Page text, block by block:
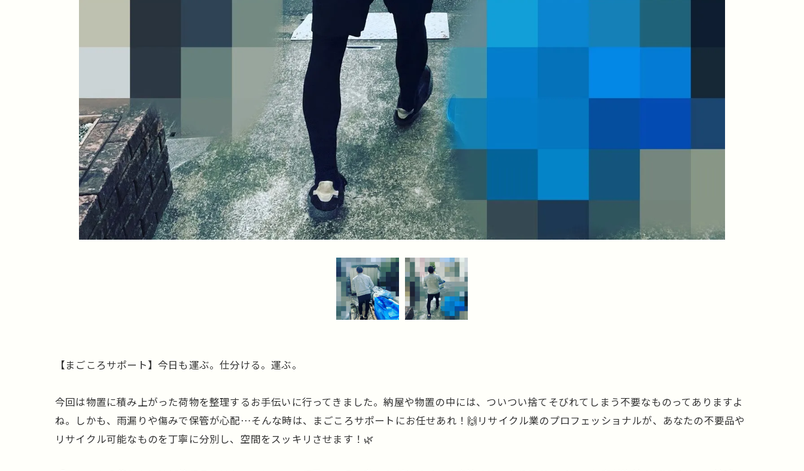
【まごころサポート】今日も運ぶ。仕分ける。運ぶ。
今回は物置に積み上がった荷物を整理するお手伝いに行ってきました。納屋や物置の中には、ついつい捨てそびれてしまう不要なものってありますよ
ね。しかも、雨漏りや傷みで保管が心配…そんな時は、まごころサポートにお任せあれ！🙌リサイクル業のプロフェッショナルが、あなたの不要品や
リサイクル可能なものを丁寧に分別し、空間をスッキリさせます！🌿